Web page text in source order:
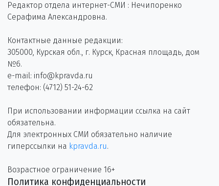
Редактор отдела интернет-СМИ : Нечипоренко
Серафима Александровна.
Контактные данные редакции:
305000, Курская обл., г. Курск, Красная площадь, дом
№6.
e-mail: info@kpravda.ru
телефон: (4712) 51-24-62
При использовании информации ссылка на сайт
обязательна.
Для электронных СМИ обязательно наличие
гиперссылки на kpravda.ru.
Возрастное ограничение 16+
Политика конфиденциальности